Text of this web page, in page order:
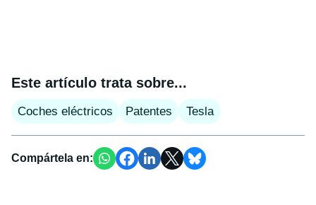
Este artículo trata sobre...
Coches eléctricos Patentes Tesla
Compártela en: